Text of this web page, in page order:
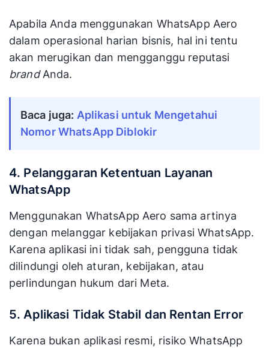
Apabila Anda menggunakan WhatsApp Aero
dalam operasional harian bisnis, hal ini tentu
akan merugikan dan mengganggu reputasi
brandAnda.
Baca juga: Aplikasi untuk Mengetahui
Nomor WhatsApp Diblokir
4. Pelanggaran Ketentuan Layanan
WhatsApp
Menggunakan WhatsApp Aero sama artinya
dengan melanggar kebijakan privasi WhatsApp.
Karena aplikasi ini tidak sah, pengguna tidak
dilindungi oleh aturan, kebijakan, atau
perlindungan hukum dari Meta.
5. Aplikasi Tidak Stabil dan Rentan Error
Karena bukan aplikasi resmi, risiko WhatsApp